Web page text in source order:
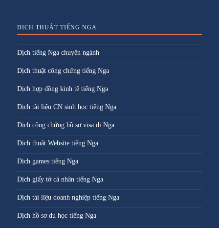
DỊCH THUẬT TIẾNG NGA
Dịch tiếng Nga chuyên ngành
Dịch thuật công chứng tiếng Nga
Dịch hợp đồng kinh tế tiếng Nga
Dịch tài liệu CN sinh học tiếng Nga
Dịch công chứng hồ sơ visa đi Nga
Dịch thuật Website tiếng Nga
Dịch games tiếng Nga
Dịch giấy tờ cá nhân tiếng Nga
Dịch tài liệu doanh nghiệp tiếng Nga
Dịch hồ sơ du học tiếng Nga